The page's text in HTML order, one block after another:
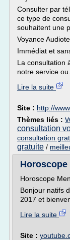
Consulter par
ce type de
souhaitent une
Voyance
Immédiat et
La consultation
notre service ou...
Lire la suite
Site : http://
Thèmes liés :
consultation
consultation
gratuite /
Horoscope
Horoscope
Bonjour natifs
2017 et
Lire la suite
Site :